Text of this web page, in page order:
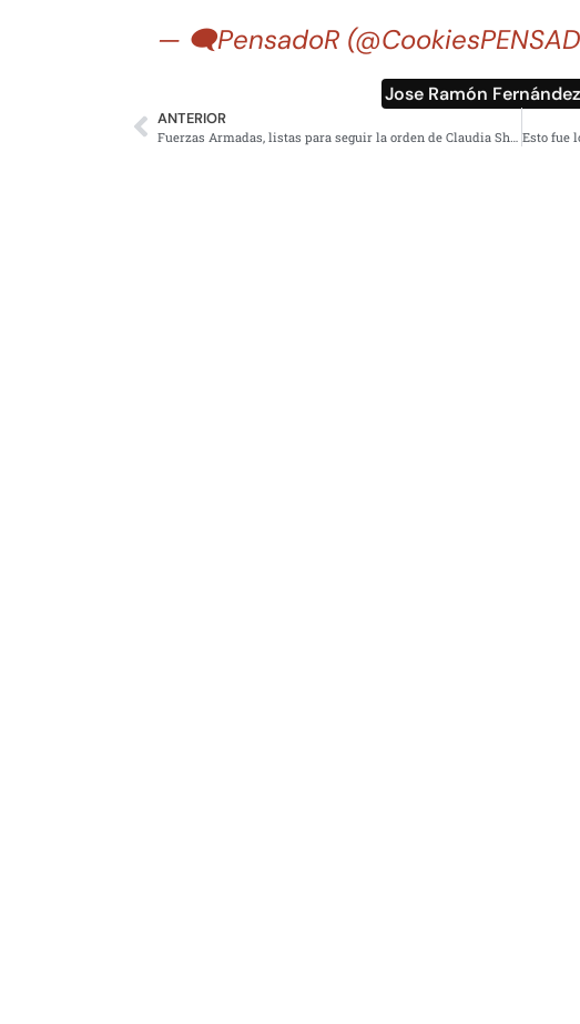
— 🗨PensadoR
Jose Ramón Fernández
ANTERIOR